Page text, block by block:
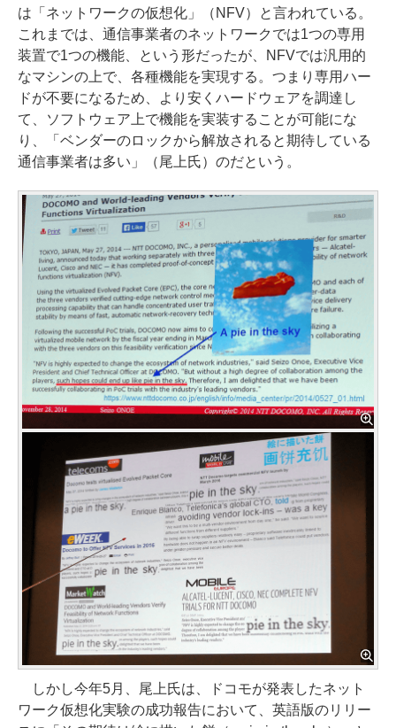
は「ネットワークの仮想化」（NFV）と言われている。
これまでは、通信事業者のネットワークでは1つの専用
装置で1つの機能、という形だったが、NFVでは汎用的
なマシンの上で、各種機能を実現する。つまり専用ハー
ドが不要になるため、より安くハードウェアを調達し
て、ソフトウェア上で機能を実装することが可能にな
り、「ベンダーのロックから解放されると期待している
通信事業者は多い」（尾上氏）のだという。
しかし今年5月、尾上氏は、ドコモが発表したネット
ワーク仮想化実験の成功報告において、英語版のリリー